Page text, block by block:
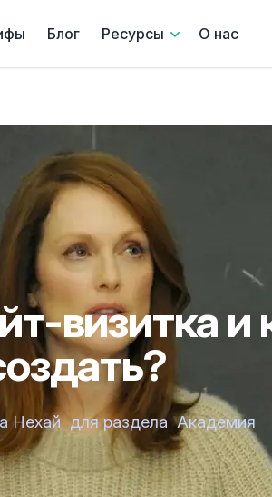
Блог Ресурсы О нас
визитка и
Нехайдля раздела Академия